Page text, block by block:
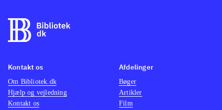
Kontakt os
Om Bibliotek.dk
Hjælp og vejledning
Kontakt os
Afdelinger
Bøger
Artikler
Film